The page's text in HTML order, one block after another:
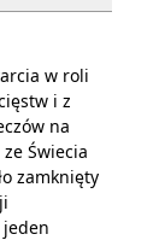
w roli
i z
na
Świecia
zamknięty
jeden